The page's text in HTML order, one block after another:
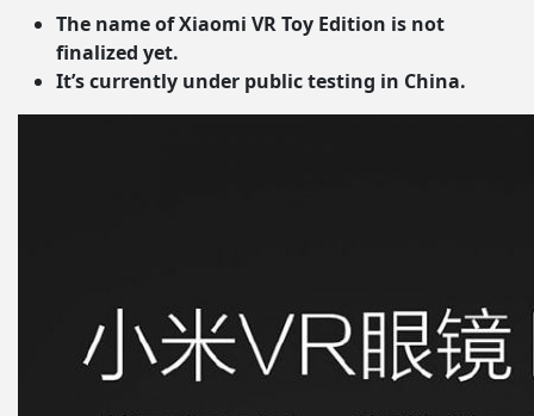
The name of Xiaomi VR Toy Edition is not
finalized yet.
It’s currently under public testing in China.